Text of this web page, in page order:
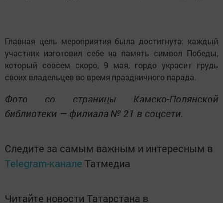
Главная цель мероприятия была достигнута: каждый
участник изготовил себе на память символ Победы,
который совсем скоро, 9 мая, гордо украсит грудь
своих владельцев во время праздничного парада.
Фото со страницы Камско-Полянской
библиотеки — филиала № 21 в соцсети.
Следите за самым важным и интересным в
Telegram-канале Татмедиа
Читайте новости Татарстана в